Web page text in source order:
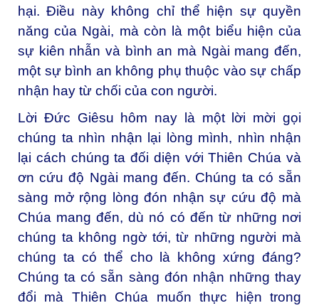
hại. Điều này không chỉ thể hiện sự quyền
năng của Ngài, mà còn là một biểu hiện của
sự kiên nhẫn và bình an mà Ngài mang đến,
một sự bình an không phụ thuộc vào sự chấp
nhận hay từ chối của con người.
Lời Đức Giêsu hôm nay là một lời mời gọi
chúng ta nhìn nhận lại lòng mình, nhìn nhận
lại cách chúng ta đối diện với Thiên Chúa và
ơn cứu độ Ngài mang đến. Chúng ta có sẵn
sàng mở rộng lòng đón nhận sự cứu độ mà
Chúa mang đến, dù nó có đến từ những nơi
chúng ta không ngờ tới, từ những người mà
chúng ta có thể cho là không xứng đáng?
Chúng ta có sẵn sàng đón nhận những thay
đổi mà Thiên Chúa muốn thực hiện trong